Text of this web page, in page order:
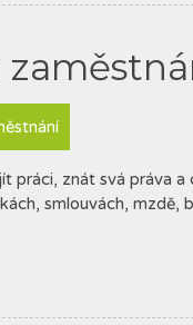
práci, znát svá práva
smlouvách,